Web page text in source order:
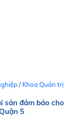
/ Khoa Quản trị
sản đảm bảo
5